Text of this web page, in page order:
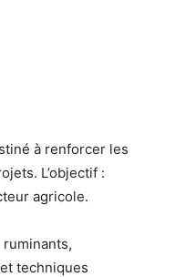
à renforcer les
L’objectif :
agricole.
techniques